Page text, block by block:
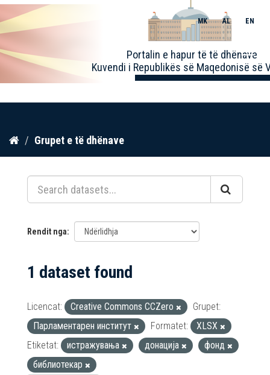
Kalo
përmbajtja
Portalin e hapur të të dhënave
Kuvendi i Republikës së Maqedonisë së
MK AL EN
Toggle
Grupet e të dhënave
Rendit nga
1 dataset found
Licencat: Creative Commons CCZero
Grupet:
Парламентарен институт
Formatet:
XLSX
Etiketat:
истражувања донација
фонд
библиотекар